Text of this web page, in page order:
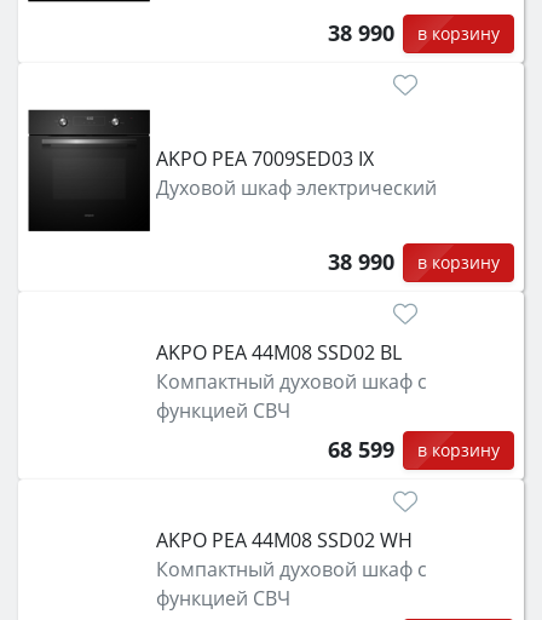
38 990 в корзину
AKPO PEA 7009SED03 IX
Духовой шкаф электрический
38 990 в корзину
AKPO PEA 44M08 SSD02 BL
Компактный духовой шкаф с
функцией СВЧ
68 599 в корзину
AKPO PEA 44M08 SSD02 WH
Компактный духовой шкаф с
функцией СВЧ